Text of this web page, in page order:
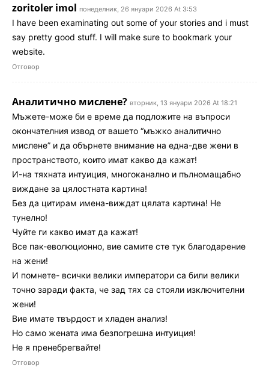
zoritoler imol понеделник, 26 януари 2026 At 3:53
I have been examinating out some of your stories and i must
say pretty good stuff. I will make sure to bookmark your
website.
Отговор
Аналитично мислене? вторник, 13 януари 2026 At 18:21
Мъжете-може би е време да подложите на въпроси
окончателния извод от вашето “мъжко аналитично
мислене” и да обърнете внимание на една-две жени в
пространството, които имат какво да кажат!
И-на тяхната интуиция, многоканално и пълномащабно
виждане за цялостната картина!
Без да цитирам имена-виждат цялата картина! Не
тунелно!
Чуйте ги какво имат да кажат!
Все пак-еволюционно, вие самите сте тук благодарение
на жени!
И помнете- всички велики императори са били велики
точно заради факта, че зад тях са стояли изключителни
жени!
Вие имате твърдост и хладен анализ!
Но само жената има безпогрешна интуиция!
Не я пренебрегвайте!
Отговор